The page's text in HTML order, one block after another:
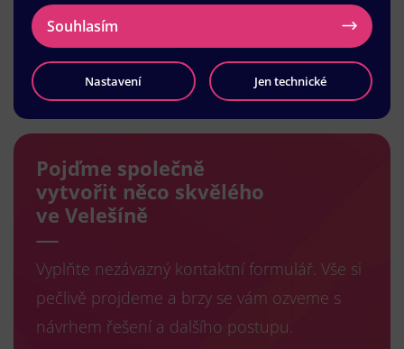
Načíst další
Pojďme společně
vytvořit něco skvělého
ve Velešíně
Vyplňte nezávazný kontaktní formulář. Vše si
pečlivě projdeme a brzy se vám ozveme s
návrhem řešení a dalšího postupu.
Souhlasím
Nastavení Jen technické